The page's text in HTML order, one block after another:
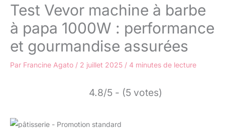
Test Vevor machine à barbe
à papa 1000W : performance
et gourmandise assurées
Par Francine Agato / 2 juillet 2025 / 4 minutes de lecture
4.8/5 - (5 votes)